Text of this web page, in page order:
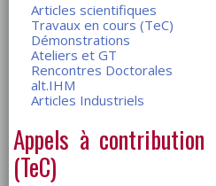
Articles scientifiques
Travaux en cours (TeC)
Démonstrations
Ateliers et GT
Rencontres Doctorales
alt.IHM
Articles Industriels
Appels à contribution
(TeC)